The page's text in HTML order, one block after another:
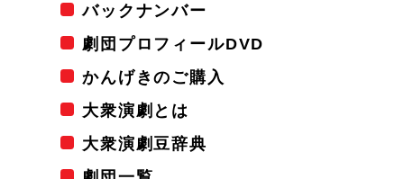
バックナンバー
劇団プロフィールDVD
かんげきのご購入
大衆演劇とは
大衆演劇豆辞典